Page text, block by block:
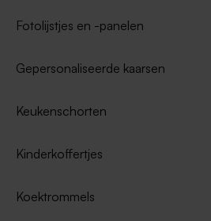
Fotolijstjes en -panelen
Gepersonaliseerde kaarsen
Keukenschorten
Kinderkoffertjes
Koektrommels